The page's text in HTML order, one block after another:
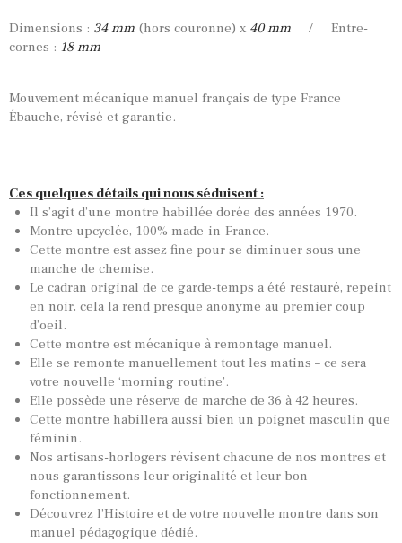
Dimensions : 34 mm (hors couronne) x 40 mm / Entre-
cornes : 18 mm
Mouvement mécanique manuel français de type France
Ébauche, révisé et garantie.
Ces quelques détails qui nous séduisent :
Il s’agit d’une montre habillée dorée des années 1970.
Montre upcyclée, 100% made-in-France.
Cette montre est assez fine pour se diminuer sous une
manche de chemise.
Le cadran original de ce garde-temps a été restauré, repeint
en noir, cela la rend presque anonyme au premier coup
d’oeil.
Cette montre est mécanique à remontage manuel.
Elle se remonte manuellement tout les matins – ce sera
votre nouvelle ‘morning routine’.
Elle possède une réserve de marche de 36 à 42 heures.
Cette montre habillera aussi bien un poignet masculin que
féminin.
Nos artisans-horlogers révisent chacune de nos montres et
nous garantissons leur originalité et leur bon
fonctionnement.
Découvrez l’Histoire et de votre nouvelle montre dans son
manuel pédagogique dédié.